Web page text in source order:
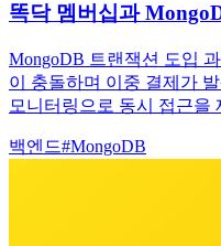
똑닥 멤버십과
MongoDB 트랜잭션 도입
이 충돌하며 이중 결제가
모니터링으로 동시 접근을
백엔드#MongoDB